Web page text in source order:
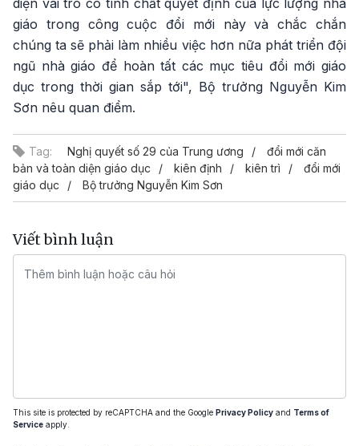
diện vai trò có tính chất quyết định của lực lượng nhà
giáo trong công cuộc đổi mới này và chắc chắn
chúng ta sẽ phải làm nhiều việc hơn nữa phát triển đội
ngũ nhà giáo để hoàn tất các mục tiêu đổi mới giáo
dục trong thời gian sắp tới", Bộ trưởng Nguyễn Kim
Sơn nêu quan điểm.
Tag: Nghị quyết số 29 của Trung ương
đổi mới căn
bản và toàn diện giáo dục
kiên định kiên trì
đổi mới
giáo dục
Bộ trưởng Nguyễn Kim Sơn
Viết bình luận
This site is protected by reCAPTCHA and the Google Privacy Policy and Terms of
Service apply.